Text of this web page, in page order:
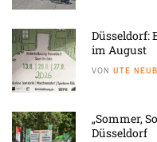
Düsseldorf:
im August
VON UTE
„Sommer,
Düsseldorf